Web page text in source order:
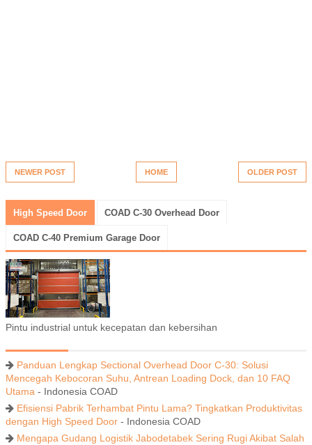
NEWER POST OLDER POST
HOME
High Speed Door COAD C-30 Overhead Door
COAD C-40 Premium Garage Door
Pintu industrial untuk kecepatan dan kebersihan
Panduan Lengkap Sectional Overhead Door C-30: Solusi
Mencegah Kebocoran Suhu, Antrean Loading Dock, dan 10 FAQ
Utama - Indonesia COAD
Efisiensi Pabrik Terhambat Pintu Lama? Tingkatkan Produktivitas
dengan High Speed Door - Indonesia COAD
Mengapa Gudang Logistik Jabodetabek Sering Rugi Akibat Salah